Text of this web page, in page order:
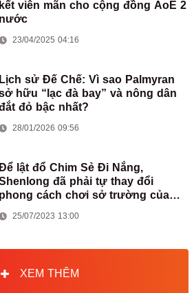
kết viên mãn cho cộng đồng AoE 2
nước
23/04/2025 04:16
Lịch sử Đế Chế: Vì sao Palmyran
hữu “lạc đà bay” và nông dân
đỏ bậc nhất?
28/01/2026 09:56
lật đổ Chim Sẻ Đi Nắng,
đã phải tự thay đổi
phong cách chơi sở trường của
25/07/2023 13:00
XEM THÊM